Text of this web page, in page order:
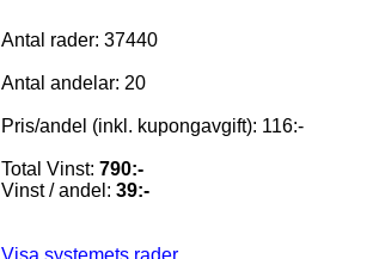
Antal rader: 37440
Antal andelar: 20
Pris/andel (inkl. kupongavgift): 116:-
Total Vinst: 790:-
Vinst / andel: 39:-
Visa systemets rader